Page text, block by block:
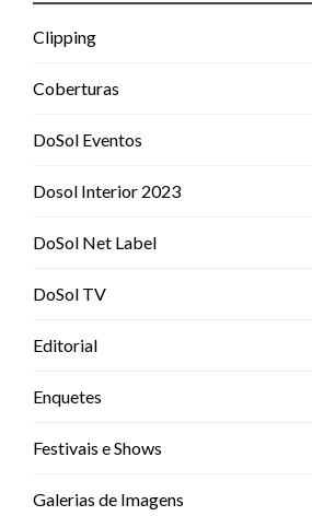
Clipping
Coberturas
DoSol Eventos
Dosol Interior 2023
DoSol Net Label
DoSol TV
Editorial
Enquetes
Festivais e Shows
Galerias de Imagens